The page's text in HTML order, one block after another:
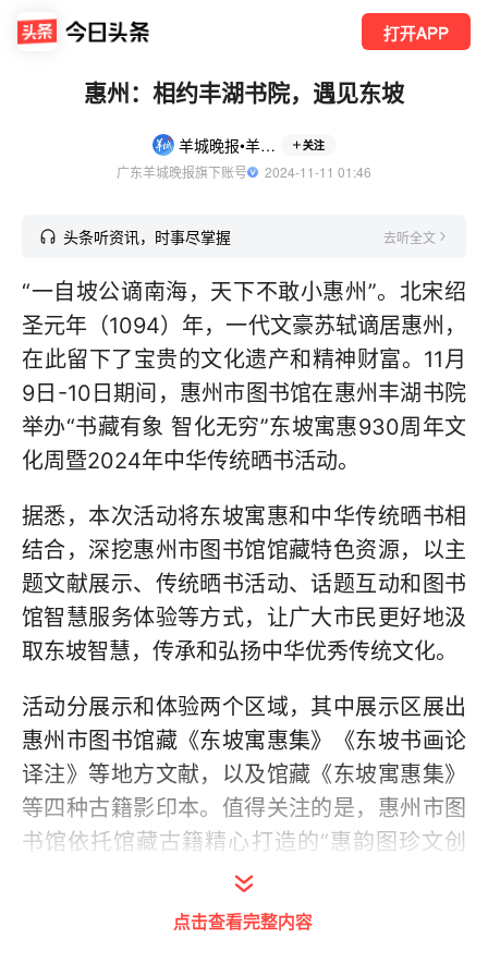
打开APP
惠州：相约丰湖书院，遇见东坡
羊城晚报•羊城派 关注
广东羊城晚报旗下账号
  2024-11-11 01:46
头条听资讯，时事尽掌握 去听全文
“一自坡公谪南海，天下不敢小惠州”。北宋绍
圣元年（1094）年，一代文豪苏轼谪居惠州，
在此留下了宝贵的文化遗产和精神财富。11月
9日-10日期间，惠州市图书馆在惠州丰湖书院
举办“书藏有象 智化无穷”东坡寓惠930周年文
化周暨2024年中华传统晒书活动。
据悉，本次活动将东坡寓惠和中华传统晒书相
结合，深挖惠州市图书馆馆藏特色资源，以主
题文献展示、传统晒书活动、话题互动和图书
馆智慧服务体验等方式，让广大市民更好地汲
取东坡智慧，传承和弘扬中华优秀传统文化。
活动分展示和体验两个区域，其中展示区展出
惠州市图书馆藏《东坡寓惠集》《东坡书画论
译注》等地方文献，以及馆藏《东坡寓惠集》
等四种古籍影印本。值得关注的是，惠州市图
书馆依托馆藏古籍精心打造的“惠韵图珍文创
为结合信息技术与历史文化推广，惠州市图书
点击查看完整内容